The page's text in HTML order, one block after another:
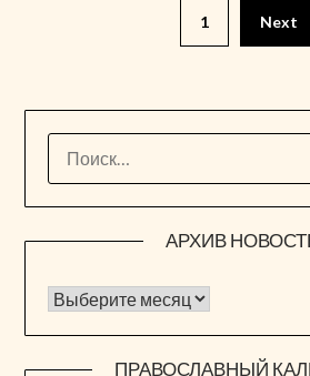
1 Next
АРХИВ
Архив новостей
ПРАВОСЛАВНЫЙ